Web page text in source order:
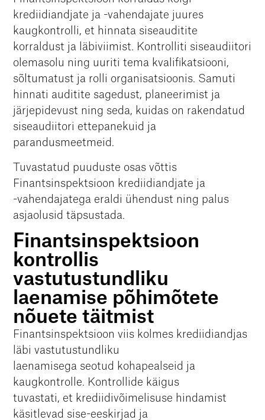
krediidiandjate ja -vahendajate juures
kaugkontrolli, et hinnata siseauditite
korraldust ja läbiviimist. Kontrolliti siseaudiitori
olemasolu ning uuriti tema kvalifikatsiooni,
sõltumatust ja rolli organisatsioonis. Samuti
hinnati auditite sagedust, planeerimist ja
järjepidevust ning seda, kuidas on rakendatud
siseaudiitori ettepanekuid ja
parandusmeetmeid.
Tuvastatud puuduste osas võttis
Finantsinspektsioon krediidiandjate ja
-vahendajatega eraldi ühendust ning palus
asjaolusid täpsustada.
Finantsinspektsioon
kontrollis
vastutustundliku
laenamise põhimõtete
nõuete täitmist
Finantsinspektsioon viis kolmes krediidiandjas
läbi vastutustundliku
laenamisega seotud kohapealseid ja
kaugkontrolle. Kontrollide käigus
tuvastati, et krediidivõimelisuse hindamist
käsitlevad sise-eeskirjad ja